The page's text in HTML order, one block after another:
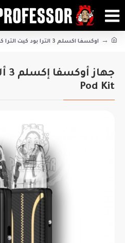
اوكسفا اكسلم 3 الترا بود كيت الترا كاربون
Pod Kit